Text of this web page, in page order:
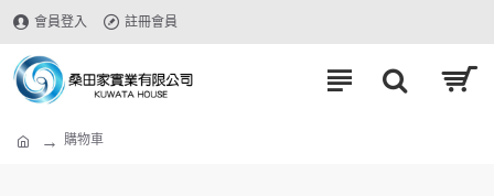
會員登入 註冊會員
購物車